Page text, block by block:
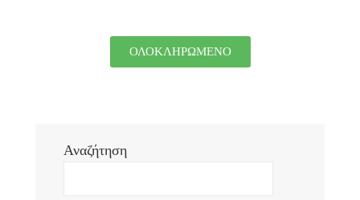
ΟΛΟΚΛΗΡΩΜΕΝΟ
Αναζήτηση